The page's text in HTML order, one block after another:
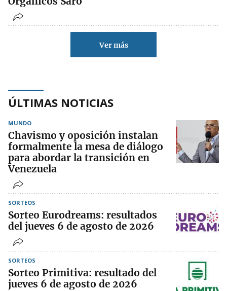
Ver más
ÚLTIMAS NOTICIAS
MUNDO
Chavismo y oposición instalan
formalmente la mesa de diálogo
para abordar la transición en
Venezuela
SORTEOS
Sorteo Eurodreams: resultados
del jueves 6 de agosto de 2026
SORTEOS
Sorteo Primitiva: resultado del
jueves 6 de agosto de 2026